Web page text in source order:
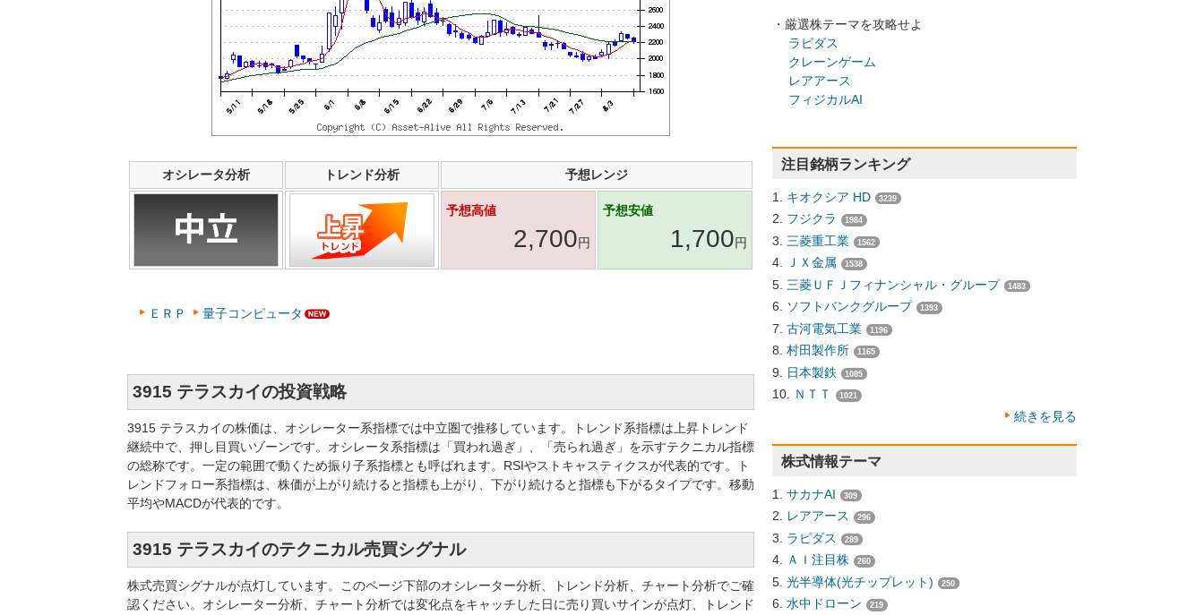
オシレータ分析 トレンド分析 予想レンジ
予想高値
2,700円
予想安値
1,700円
ＥＲＰ 量子コンピュータ
3915 テラスカイの投資戦略
3915 テラスカイの株価は、オシレーター系指標では中立圏で推移しています。トレンド系指標は上昇トレンド
継続中で、押し目買いゾーンです。オシレータ系指標は「買われ過ぎ」、「売られ過ぎ」を示すテクニカル指標
の総称です。一定の範囲で動くため振り子系指標とも呼ばれます。RSIやストキャスティクスが代表的です。ト
レンドフォロー系指標は、株価が上がり続けると指標も上がり、下がり続けると指標も下がるタイプです。移動
平均やMACDが代表的です。
3915 テラスカイのテクニカル売買シグナル
株式売買シグナルが点灯しています。このページ下部のオシレーター分析、トレンド分析、チャート分析でご確
認ください。オシレーター分析、チャート分析では変化点をキャッチした日に売り買いサインが点灯、トレンド
・厳選株テーマを攻略せよ
ラピダス
クレーンゲーム
レアアース
フィジカルAI
注目銘柄ランキング
キオクシア HD 3239
フジクラ 1984
三菱重工業 1562
ＪＸ金属 1538
三菱ＵＦＪフィナンシャル・グループ 1483
ソフトバンクグループ 1393
古河電気工業 1196
村田製作所 1165
日本製鉄 1085
ＮＴＴ 1021
続きを見る
株式情報テーマ
サカナAI 309
レアアース 296
ラピダス 289
ＡＩ注目株 260
光半導体(光チップレット) 250
水中ドローン 219